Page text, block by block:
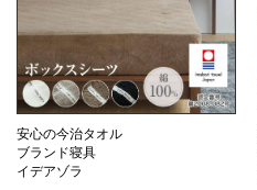
安心の今治タオル
ブランド寝具
イデアゾラ